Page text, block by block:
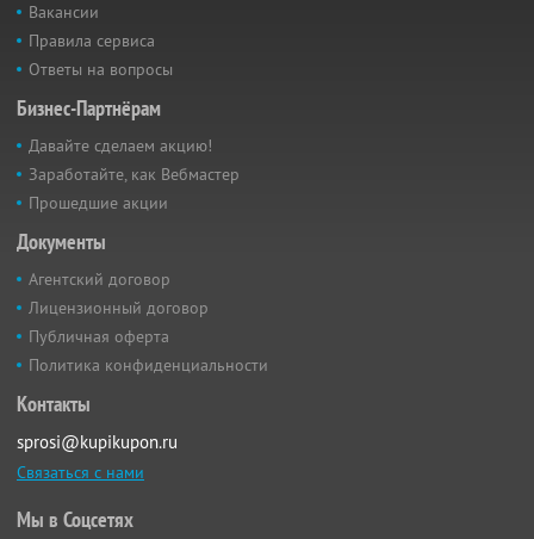
Вакансии
Правила сервиса
Ответы на вопросы
Бизнес-Партнёрам
Давайте сделаем акцию!
Заработайте, как Вебмастер
Прошедшие акции
Документы
Агентский договор
Лицензионный договор
Публичная оферта
Политика конфиденциальности
Контакты
sprosi@kupikupon.ru
Связаться с нами
Мы в Соцсетях